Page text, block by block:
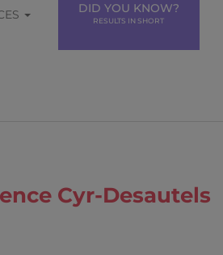
DID YOU KNOW?
RESULTS IN SHORT
Cyr-Desautels